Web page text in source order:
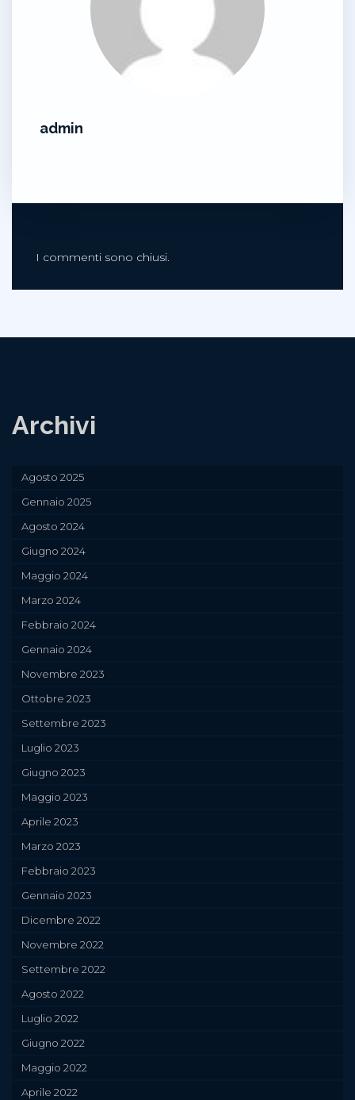
admin
I commenti sono chiusi.
Archivi
Agosto 2025
Gennaio 2025
Agosto 2024
Giugno 2024
Maggio 2024
Marzo 2024
Febbraio 2024
Gennaio 2024
Novembre 2023
Ottobre 2023
Settembre 2023
Luglio 2023
Giugno 2023
Maggio 2023
Aprile 2023
Marzo 2023
Febbraio 2023
Gennaio 2023
Dicembre 2022
Novembre 2022
Settembre 2022
Agosto 2022
Luglio 2022
Giugno 2022
Maggio 2022
Aprile 2022